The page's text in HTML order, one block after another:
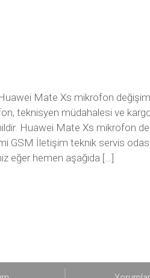
Mate Xs mikrofon
teknisyen müdahalesi ve
Huawei Mate Xs mikrofon
İletişim teknik servis
eğer hemen aşağıda […]